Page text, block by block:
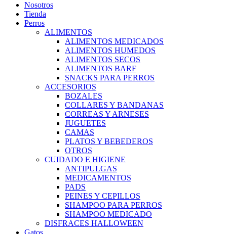
Nosotros
Tienda
Perros
ALIMENTOS
ALIMENTOS MEDICADOS
ALIMENTOS HUMEDOS
ALIMENTOS SECOS
ALIMENTOS BARF
SNACKS PARA PERROS
ACCESORIOS
BOZALES
COLLARES Y BANDANAS
CORREAS Y ARNESES
JUGUETES
CAMAS
PLATOS Y BEBEDEROS
OTROS
CUIDADO E HIGIENE
ANTIPULGAS
MEDICAMENTOS
PADS
PEINES Y CEPILLOS
SHAMPOO PARA PERROS
SHAMPOO MEDICADO
DISFRACES HALLOWEEN